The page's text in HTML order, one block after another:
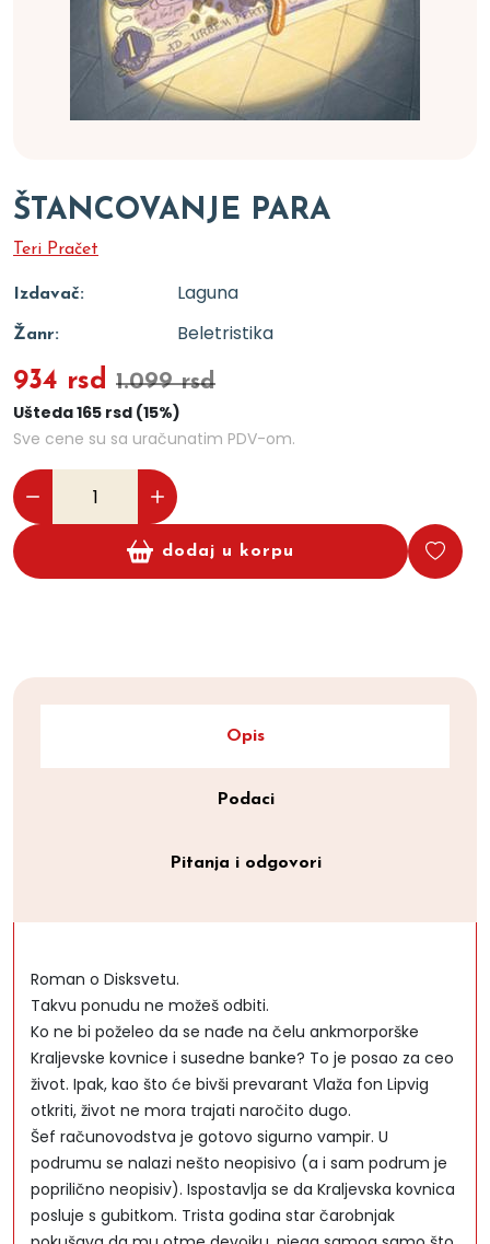
ŠTANCOVANJE PARA
Teri Pračet
Izdavač: Laguna
Žanr: Beletristika
934 rsd 1.099 rsd
Ušteda 165 rsd (15%)
Sve cene su sa uračunatim PDV-om.
dodaj u korpu
Opis
Podaci
Pitanja i odgovori
Roman o Disksvetu.
Takvu ponudu ne možeš odbiti.
Ko ne bi poželeo da se nađe na čelu ankmorporške
Kraljevske kovnice i susedne banke? To je posao za ceo
život. Ipak, kao što će bivši prevarant Vlaža fon Lipvig
otkriti, život ne mora trajati naročito dugo.
Šef računovodstva je gotovo sigurno vampir. U
podrumu se nalazi nešto neopisivo (a i sam podrum je
poprilično neopisiv). Ispostavlja se da Kraljevska kovnica
posluje s gubitkom. Trista godina star čarobnjak